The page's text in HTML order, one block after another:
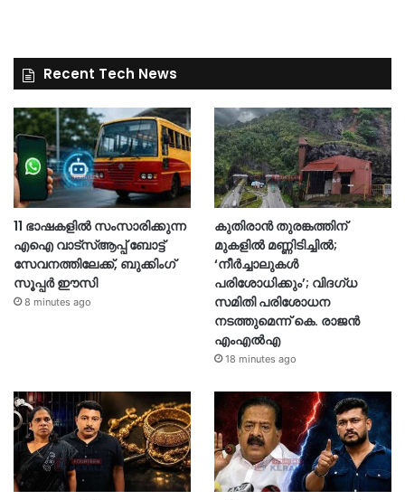
Recent Tech News
11 ഭാഷകളിൽ സംസാരിക്കുന്ന
എഐ വാട്‌സ്ആപ്പ് ബോട്ട്
സേവനത്തിലേക്ക്, ബുക്കിംഗ്
സൂപ്പർ ഈസി
8 minutes ago
കുതിരാൻ തുരങ്കത്തിന്
മുകളിൽ മണ്ണിടിച്ചിൽ;
‘നീർച്ചാലുകൾ
പരിശോധിക്കും’; വിദഗ്ധ
സമിതി പരിശോധന
നടത്തുമെന്ന് കെ. രാജൻ
എംഎൽഎ
18 minutes ago